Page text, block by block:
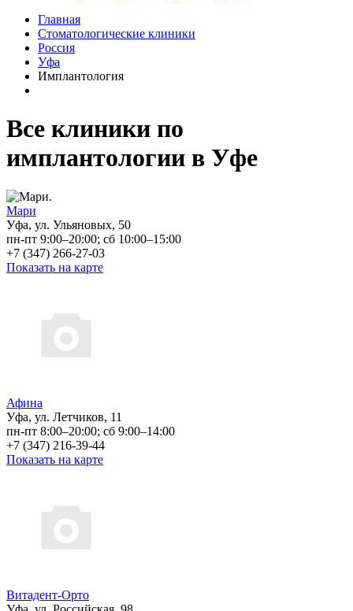
Главная
Стоматологические клиники
Россия
Уфа
Имплантология
Все клиники по
имплантологии в Уфе
Мари
Уфа, ул. Ульяновых, 50
пн-пт 9:00–20:00; сб 10:00–15:00
+7 (347) 266-27-03
Показать на карте
Афина
Уфа, ул. Летчиков, 11
пн-пт 8:00–20:00; сб 9:00–14:00
+7 (347) 216-39-44
Показать на карте
Витадент-Орто